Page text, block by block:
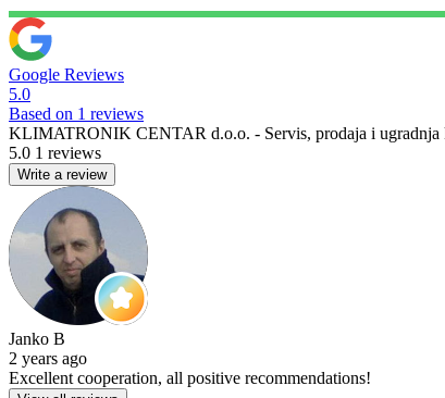
Google Reviews
5.0
Based on 1 reviews
KLIMATRONIK CENTAR d.o.o. - Servis, prodaja i ugradnja
5.0 1 reviews
Write a review
Janko B
2 years ago
Excellent cooperation, all positive recommendations!